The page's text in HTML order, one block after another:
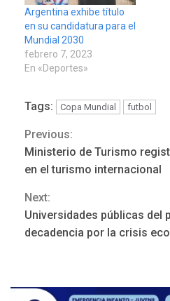
candidatura del
entregaron en París "los
expedientes" de la esta…
Argentina exhibe título
en su candidatura para el
Mundial 2030
febrero 7, 2023
En «Deportes»
Tags: Copa Mundial futbol
Continue
Reading
Previous:
Ministerio de Turismo
en el turismo internacional
Next:
Universidades públicas del
decadencia por la crisis
ÚLTIMA
Hutíes